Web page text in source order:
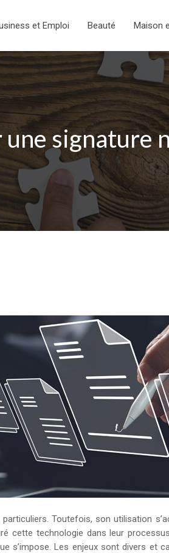
et Emploi Beauté Maison
signature
Toutefois, son utilisation
cette technologie dans leur
s’impose. Les enjeux sont divers et